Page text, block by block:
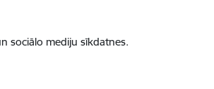
sociālo mediju sīkdatnes.